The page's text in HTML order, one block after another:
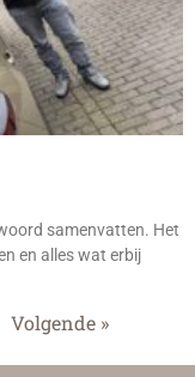
samenvatten. Het
en alles wat erbij
Volgende »